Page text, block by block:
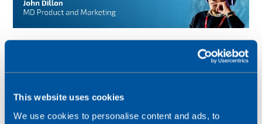
This website uses cookies
We use cookies to personalise content and ads, to
Der Traum von echter
Wirklichkeit werden